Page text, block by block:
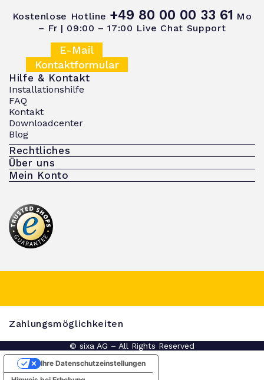
Kostenlose Hotline +49 80 00 00 33 61 Mo
– Fr | 09:00 – 17:00 Live Chat Support
E-Mail
Kontaktformular
Hilfe & Kontakt
Installationshilfe
FAQ
Kontakt
Downloadcenter
Blog
Rechtliches
Über uns
Mein Konto
Zahlungsmöglichkeiten
© sixa AG – All Rights Reserved
Ihre Datenschutzeinstellungen